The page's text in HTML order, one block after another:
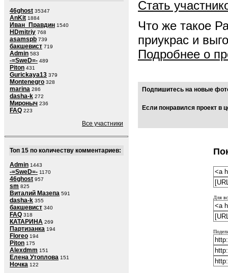
46ghost 35347
AnKit 1884
Иван_Правдин 1540
HDmitriy 768
asamspb 739
бакшевист 719
Admin 583
-=SweD=- 489
Piton 431
Gurickaya13 379
Montenegro 328
marina 286
dasha-k 272
Мироныч 236
FAQ 223
Все участники
Топ 15 по количеству комментариев:
Admin 1443
-=SweD=- 1170
46ghost 957
sm 825
Виталий Мазепа 591
dasha-k 355
бакшевист 340
FAQ 318
КАТАРИНА 269
Партизанка 194
Floreo 194
Piton 175
Alexdmm 151
Елена Утоплова 151
Ночка 122
Стать
Что же такое
приукрас и
Подробнее о
Подпишитесь на новые
Если понравился проект в
Для